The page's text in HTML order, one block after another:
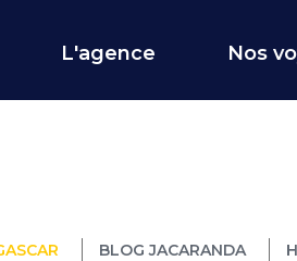
L'agence Nos
BLOG JACARANDA